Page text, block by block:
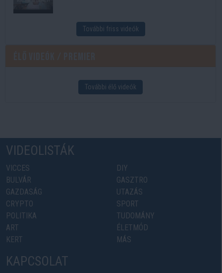
További friss videók
További élő videók
VIDEOLISTÁK
VICCES
BULVÁR
GAZDASÁG
CRYPTO
POLITIKA
ART
KERT
DIY
GASZTRO
UTAZÁS
SPORT
TUDOMÁNY
ÉLETMÓD
MÁS
KAPCSOLAT